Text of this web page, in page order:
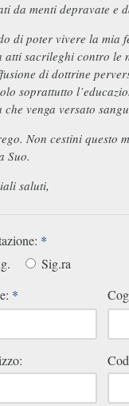
da menti depravate e
di poter vivere la mia
atti sacrileghi contro le
di dottrine
soprattutto
che venga versato
Non cestini questo
Suo.
saluti,
*
Sig.ra
*